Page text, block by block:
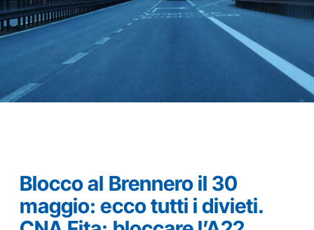
Blocco al Brennero il 30
maggio: ecco tutti i divieti.